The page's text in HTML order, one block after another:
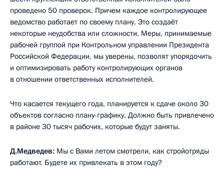
проведено 50 проверок. Причем каждое контролирующее
ведомство работает по своему плану. Это создаёт
некоторые неудобства или сложности. Меры, принимаемые
рабочей группой при Контрольном управлении Президента
Российской Федерации, мы уверены, позволят упорядочить
и оптимизировать работу контролирующих органов
в отношении ответственных исполнителей.
Что касается текущего года, планируется к сдаче около 30
объектов согласно плану-графику. Должно быть привлечено
в районе 30 тысяч рабочих, которые будут заняты.
Д.Медведев: Мы с Вами летом смотрели, как стройотряды
работают. Будете их привлекать в этом году?